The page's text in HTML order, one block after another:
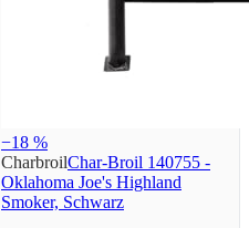
−18 %
CharbroilChar-Broil 140755 -
Oklahoma Joe's Highland
Smoker, Schwarz